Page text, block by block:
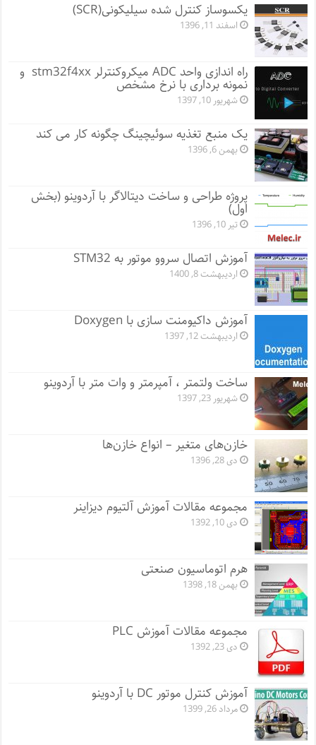
یکسوساز کنترل شده سیلیکونی(SCR)
اسفند 11, 1396
راه اندازی واحد ADC میکروکنترلر stm32f4xx و
نمونه برداری با نرخ مشخص
شهریور 10, 1397
یک منبع تغذیه سوئیچینگ چگونه کار می کند
بهمن 6, 1396
پروژه طراحی و ساخت دیتالاگر با آردوینو (بخش
اول)
تیر 10, 1396
آموزش اتصال سروو موتور به STM32
اردیبهشت 8, 1400
آموزش داکیومنت سازی با Doxygen
اردیبهشت 12, 1397
ساخت ولتمتر ، آمپرمتر و وات متر با آردوینو
شهریور 23, 1397
خازن‌های متغیر – انواع خازن‌ها
دی 28, 1396
مجموعه مقالات آموزش آلتیوم دیزاینر
دی 10, 1392
هرم اتوماسیون صنعتی
بهمن 18, 1398
مجموعه مقالات آموزش PLC
دی 23, 1392
آموزش کنترل موتور DC با آردوینو
مرداد 26, 1399